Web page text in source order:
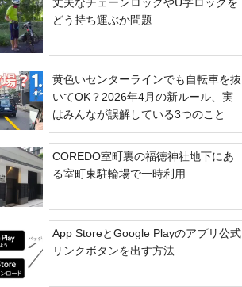
どう持ち運ぶか問題
黄色いセンターラインでも自転車を抜
いてOK？2026年4月の新ルール、実
はみんなが誤解している3つのこと
COREDO室町裏の福徳神社地下にあ
る室町東駐輪場で一時利用
App StoreとGoogle Playのアプリ公式
リンクボタンを出す方法